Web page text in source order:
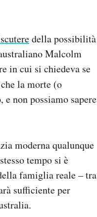
della possibilità
Malcolm
in cui si chiedeva se
che la morte (o
non possiamo sapere
moderna qualunque
tempo si è
famiglia reale – tra
sufficiente per